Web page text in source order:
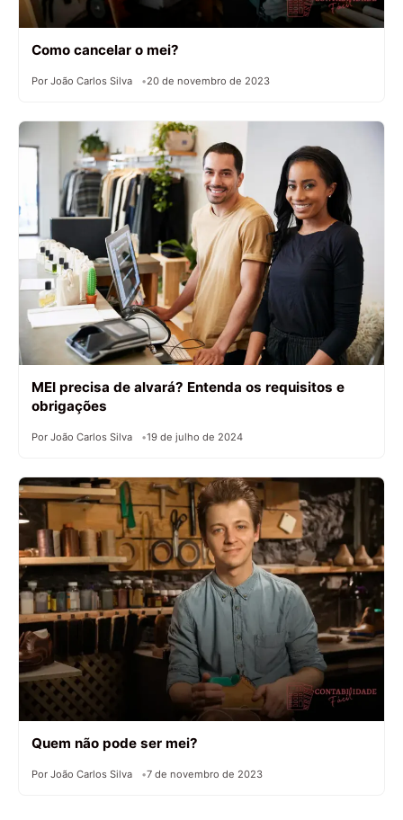
Como cancelar o mei?
Por João Carlos Silva 20 de novembro de 2023
MEI precisa de alvará? Entenda os requisitos e
obrigações
Por João Carlos Silva 19 de julho de 2024
Quem não pode ser mei?
Por João Carlos Silva 7 de novembro de 2023